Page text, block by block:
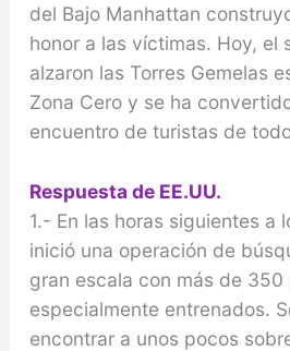
del Bajo Manhattan
honor a las víctimas. Hoy, el
alzaron las Torres Gemelas
Zona Cero y se ha
encuentro de turistas de
Respuesta de EE.UU.
1.- En las horas siguientes a
inició una operación de
gran escala con más de 350
especialmente entrenados.
encontrar a unos pocos